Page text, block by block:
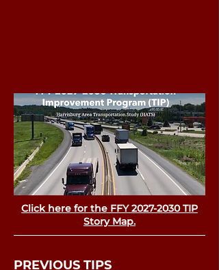
Click here for the FFY 2027-2030 TIP
Story Map.
PREVIOUS TIPS